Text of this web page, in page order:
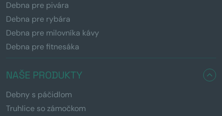
Debna pre pivára
Debna pre rybára
Debna pre milovníka kávy
Debna pre fitnesáka
NAŠE PRODUKTY
Debny s páčidlom
Truhlice so zámočkom